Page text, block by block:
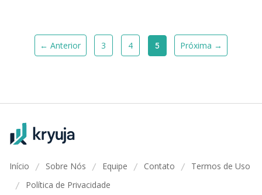
← Anterior 3 4 5 Próxima →
Início / Sobre Nós / Equipe / Contato / Termos de Uso
/ Política de Privacidade